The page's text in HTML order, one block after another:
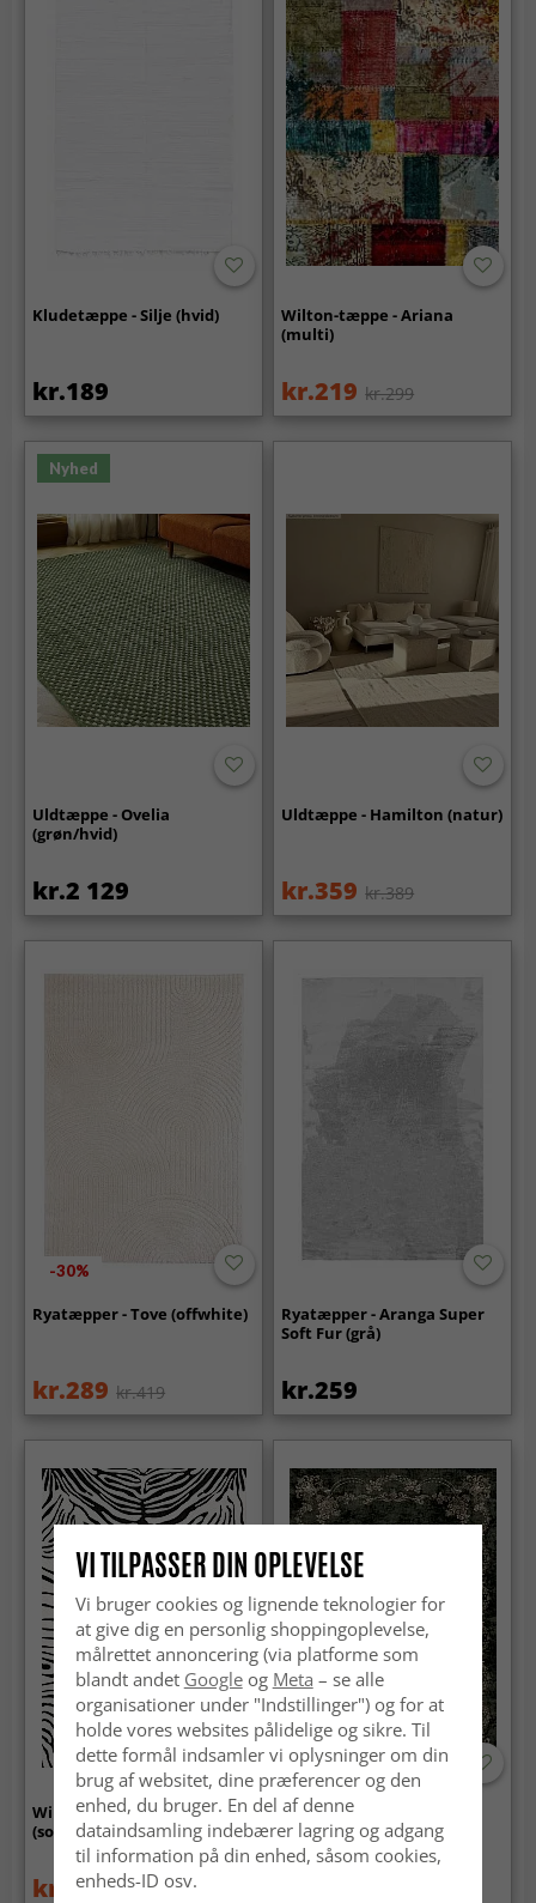
Kludetæppe - Silje (hvid)
kr.189
Wilton-tæppe - Ariana
(multi)
kr.219 kr.299
Nyhed
Uldtæppe - Ovelia
(grøn/hvid)
kr.2 129
Uldtæppe - Hamilton (natur)
kr.359 kr.389
-30%
Ryatæpper - Tove (offwhite)
kr.289 kr.419
Ryatæpper - Aranga Super
Soft Fur (grå)
kr.259
Wilton-tæppe - Zebra
(sort/hvid)
kr.329 kr.439
Wilton-tæppe - Taknis
(mørkegrøn)
VI TILPASSER DIN OPLEVELSE
Vi bruger cookies og lignende teknologier for
at give dig en personlig shoppingoplevelse,
målrettet annoncering (via platforme som
blandt andet Googleog Meta – se alle
organisationer under "Indstillinger") og for at
holde vores websites pålidelige og sikre. Til
dette formål indsamler vi oplysninger om din
brug af websitet, dine præferencer og den
enhed, du bruger. En del af denne
dataindsamling indebærer lagring og adgang
til information på din enhed, såsom cookies,
enheds-ID osv.